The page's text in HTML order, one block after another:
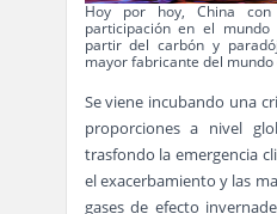
Hoy por hoy, China
participación en el
partir del carbón y
mayor fabricante del
Se viene incubando una
proporciones a nivel
trasfondo la emergencia
el exacerbamiento y las
gases de efecto